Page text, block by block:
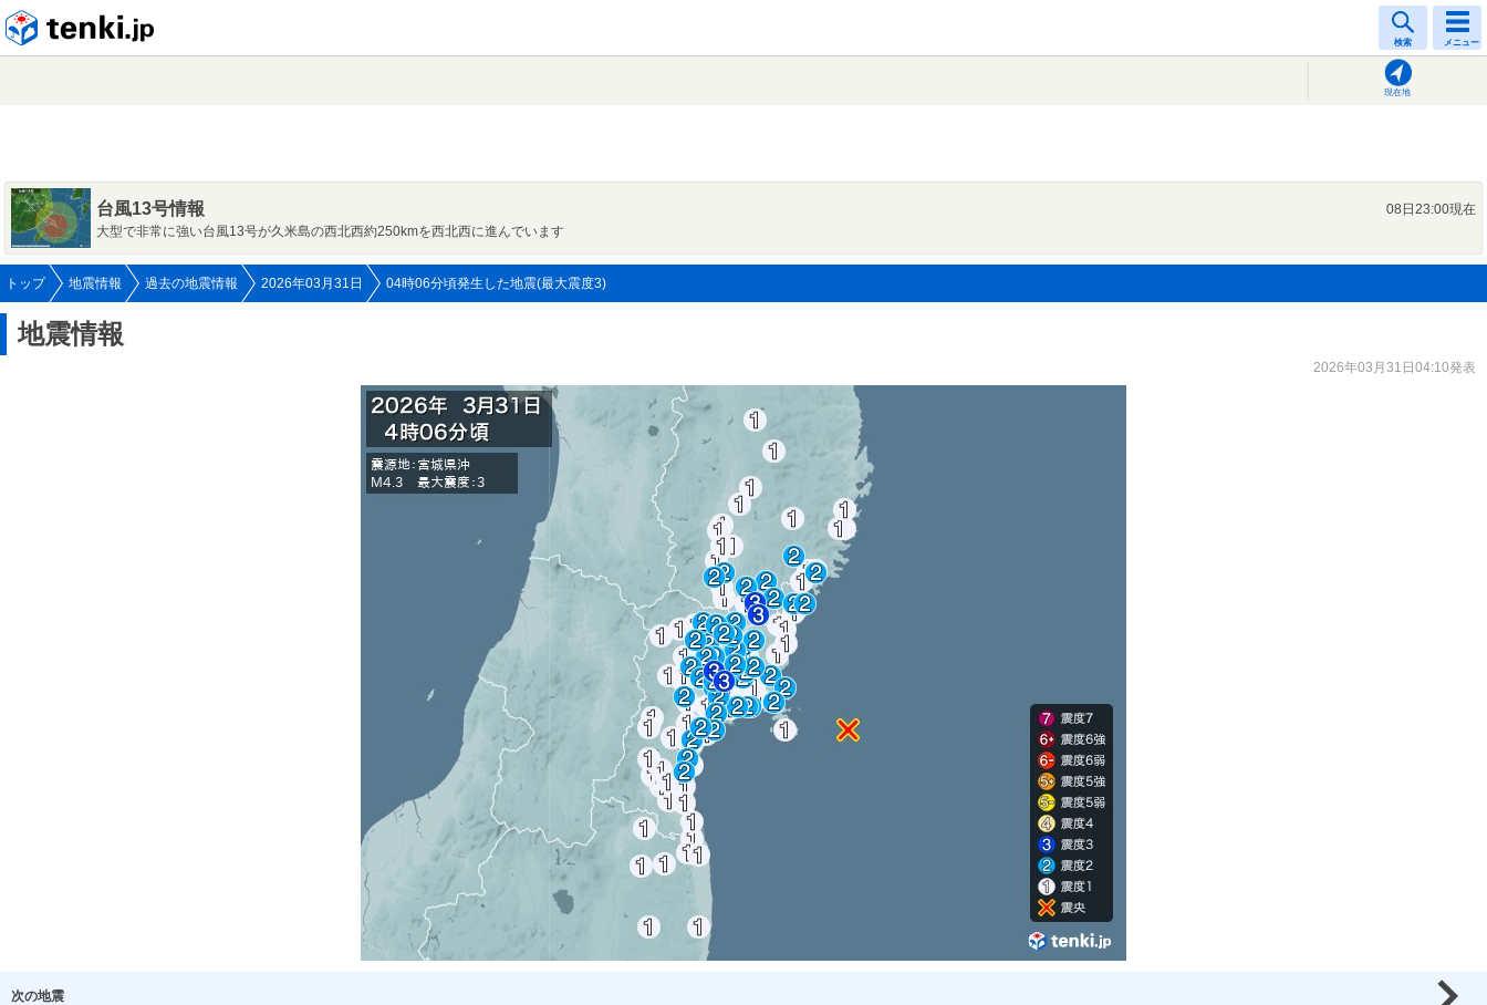
検索 メニュー
現在地
台風13号情報
08日23:00現在
大型で非常に強い台風13号が久米島の西北西約250kmを西北西に進んでいます
トップ 地震情報 過去の地震情報 2026年03月31日 04時06分頃発生した地震(最大震度3)
地震情報
2026年03月31日04:10発表
次の地震